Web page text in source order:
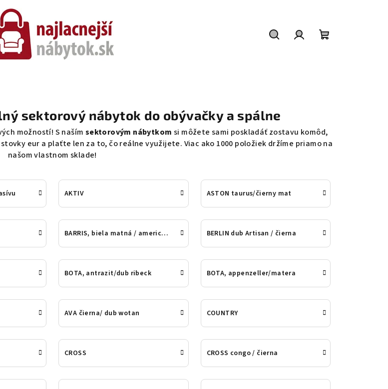
sektorový nábytok do obývačky a spálne
možností! S naším sektorovým nábytkom si môžete sami poskladáť zostavu komôd,
eur a plaťte len za to, čo reálne využijete. Viac ako 1000 položiek držíme priamo na
našom vlastnom sklade!
AKTIV ASTON taurus/čierny mat
BARRIS, biela matná / americký o BERLIN dub Artisan / čierna
BOTA, antrazit/dub ribeck BOTA, appenzeller/matera
AVA čierna/ dub wotan COUNTRY
CROSS CROSS congo / čierna